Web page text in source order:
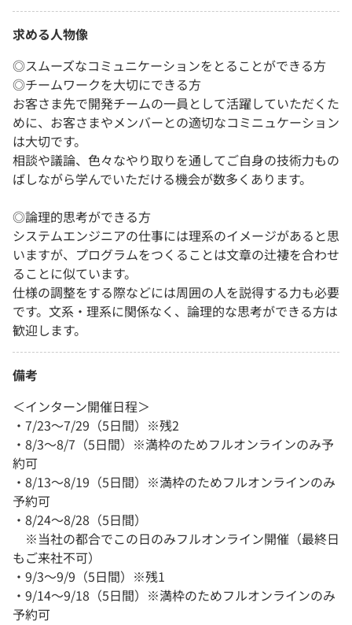
求める人物像
◎スムーズなコミュニケーションをとることができる方
◎チームワークを大切にできる方
お客さま先で開発チームの一員として活躍していただくた
めに、お客さまやメンバーとの適切なコミニュケーション
は大切です。
相談や議論、色々なやり取りを通してご自身の技術力もの
ばしながら学んでいただける機会が数多くあります。
◎論理的思考ができる方
システムエンジニアの仕事には理系のイメージがあると思
いますが、プログラムをつくることは文章の辻褄を合わせ
ることに似ています。
仕様の調整をする際などには周囲の人を説得する力も必要
です。文系・理系に関係なく、論理的な思考ができる方は
歓迎します。
備考
＜インターン開催日程＞
・7/23～7/29（5日間）※残2
・8/3～8/7（5日間）※満枠のためフルオンラインのみ予
約可
・8/13～8/19（5日間）※満枠のためフルオンラインのみ
予約可
・8/24～8/28（5日間）
※当社の都合でこの日のみフルオンライン開催（最終日
もご来社不可）
・9/3～9/9（5日間）※残1
・9/14～9/18（5日間）※満枠のためフルオンラインのみ
予約可